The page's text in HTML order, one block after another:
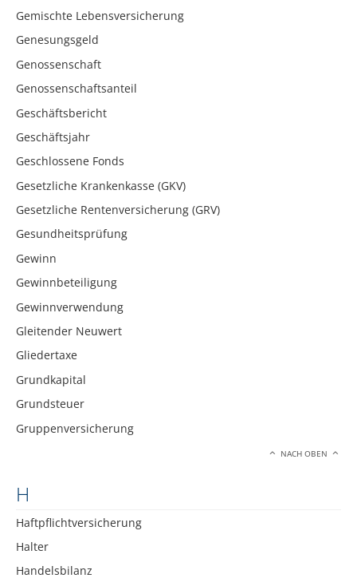
Gemischte Lebensversicherung
Genesungsgeld
Genossenschaft
Genossenschaftsanteil
Geschäftsbericht
Geschäftsjahr
Geschlossene Fonds
Gesetzliche Krankenkasse (GKV)
Gesetzliche Rentenversicherung (GRV)
Gesundheitsprüfung
Gewinn
Gewinnbeteiligung
Gewinnverwendung
Gleitender Neuwert
Gliedertaxe
Grundkapital
Grundsteuer
Gruppenversicherung
NACH OBEN
H
Haftpflichtversicherung
Halter
Handelsbilanz